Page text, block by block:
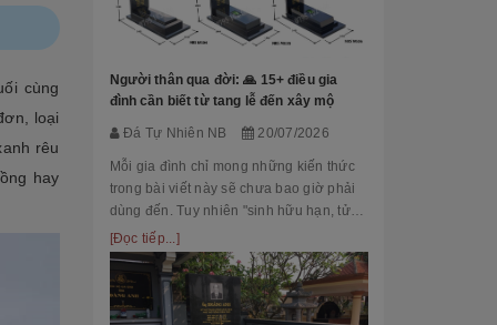
cùng
loại
rêu
hay
Người thân qua đời: 🙏 15+ điều gia
đình cần biết từ tang lễ đến xây mộ
Đá Tự Nhiên NB 20/07/2026
Mỗi gia đình chỉ mong những kiến thức
trong bài viết này sẽ chưa bao giờ phải
dùng đến. Tuy nhiên "sinh hữu hạn, tử
bất kỳ" việc chuẩn bị đầy đủ kiến thức về
các thủ tục, nghi lễ và xây dựng mộ
phầ...
[Đọc tiếp...]